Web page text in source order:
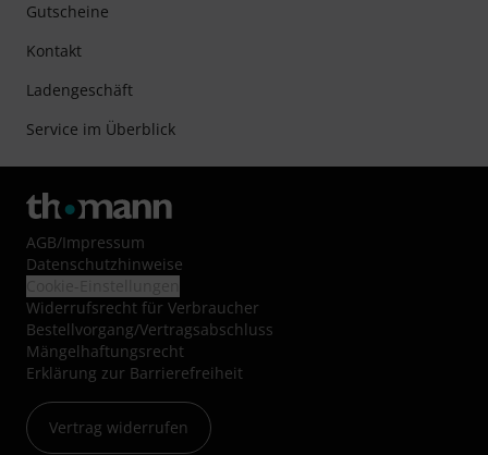
Gutscheine
Kontakt
Ladengeschäft
Service im Überblick
AGB/Impressum
Datenschutzhinweise
Widerrufsrecht für Verbraucher
Bestellvorgang/Vertragsabschluss
Mängelhaftungsrecht
Erklärung zur Barrierefreiheit
Vertrag widerrufen